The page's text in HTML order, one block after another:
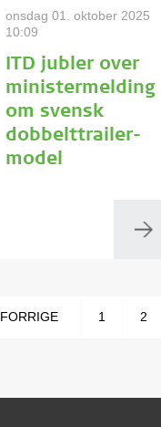
onsdag 01. oktober 2025
10:09
ITD jubler over
ministermelding
om svensk
dobbelttrailer-
model
FORRIGE 1 2